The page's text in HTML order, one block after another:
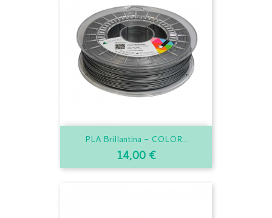
PLA Brillantina - COLOR...
Precio
14,00 €